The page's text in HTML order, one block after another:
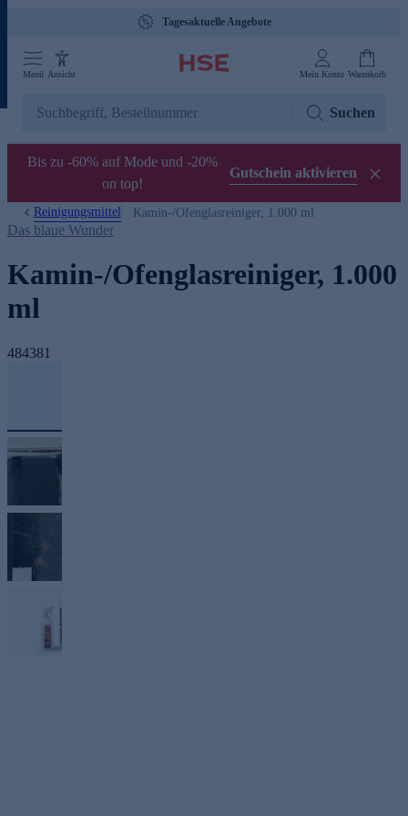
Tagesaktuelle Angebote
Menü Ansicht Mein Konto Warenkorb
Suchen
Bis zu -60% auf Mode und -20%
on top!
Gutschein aktivieren
Reinigungsmittel Kamin-/Ofenglasreiniger, 1.000 ml
Das blaue Wunder
Kamin-/Ofenglasreiniger, 1.000
ml
484381